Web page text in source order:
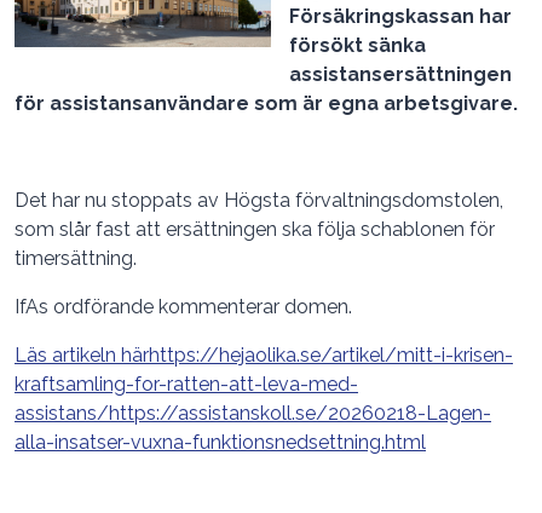
Försäkringskassan har
försökt sänka
assistansersättningen
för assistansanvändare som är egna arbetsgivare.
Det har nu stoppats av Högsta förvaltningsdomstolen,
som slår fast att ersättningen ska följa schablonen för
timersättning.
IfAs ordförande kommenterar domen.
Läs artikeln härhttps://hejaolika.se/artikel/mitt-i-krisen-
kraftsamling-for-ratten-att-leva-med-
assistans/https://assistanskoll.se/20260218-Lagen-
alla-insatser-vuxna-funktionsnedsettning.html